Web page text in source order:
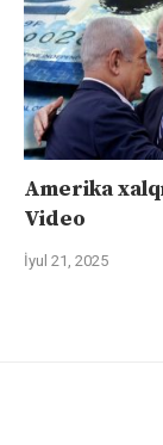
Amerika
Video
İyul 21, 2025